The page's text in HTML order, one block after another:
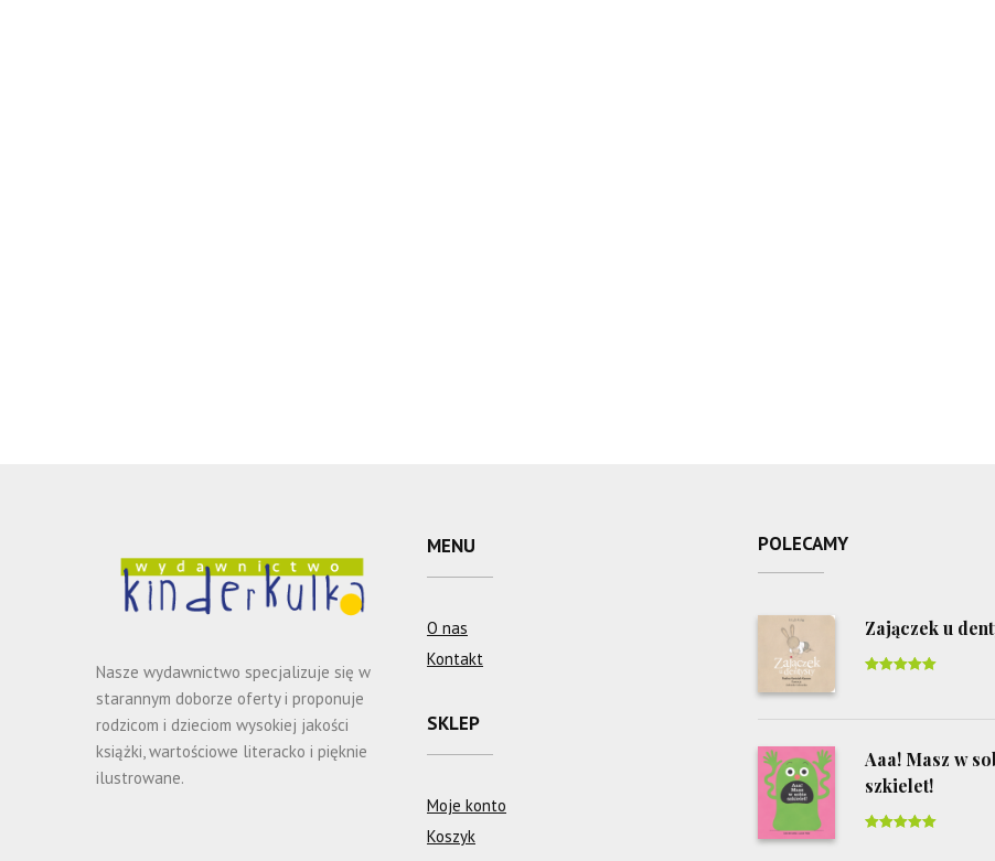
Nasze wydawnictwo specjalizuje się w
starannym doborze oferty i proponuje
rodzicom i dzieciom wysokiej jakości
książki, wartościowe literacko i pięknie
ilustrowane.
MENU
O nas
Kontakt
SKLEP
Moje konto
Koszyk
POLECAMY
Zajączek u
Aaa! Masz w
szkielet!